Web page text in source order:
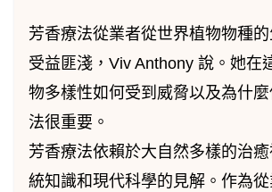
芳香療法從業者從世界植物物種
受益匪淺，Viv Anthony 說。她在
物多樣性如何受到威脅以及為什
法很重要。
芳香療法依賴於大自然多樣的治
統知識和現代科學的見解。作為